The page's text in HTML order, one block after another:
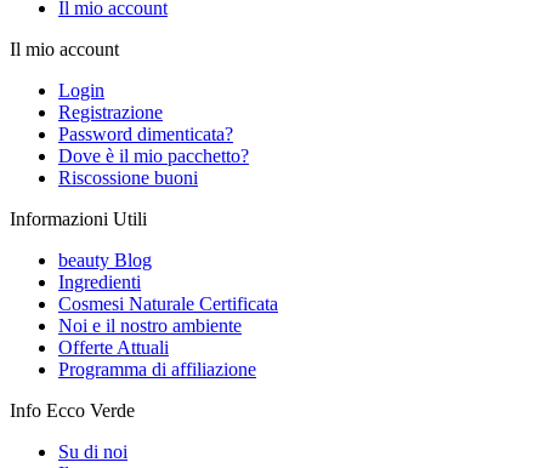
Il mio account
Il mio account
Login
Registrazione
Password dimenticata?
Dove è il mio pacchetto?
Riscossione buoni
Informazioni Utili
beauty Blog
Ingredienti
Cosmesi Naturale Certificata
Noi e il nostro ambiente
Offerte Attuali
Programma di affiliazione
Info Ecco Verde
Su di noi